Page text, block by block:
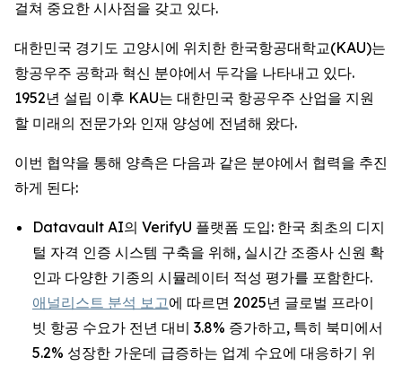
걸쳐 중요한 시사점을 갖고 있다.
대한민국 경기도 고양시에 위치한 한국항공대학교(KAU)는
항공우주 공학과 혁신 분야에서 두각을 나타내고 있다.
1952년 설립 이후 KAU는 대한민국 항공우주 산업을 지원
할 미래의 전문가와 인재 양성에 전념해 왔다.
이번 협약을 통해 양측은 다음과 같은 분야에서 협력을 추진
하게 된다:
Datavault AI의 VerifyU 플랫폼 도입: 한국 최초의 디지
털 자격 인증 시스템 구축을 위해, 실시간 조종사 신원 확
인과 다양한 기종의 시뮬레이터 적성 평가를 포함한다.
애널리스트 분석 보고에 따르면 2025년 글로벌 프라이
빗 항공 수요가 전년 대비 3.8% 증가하고, 특히 북미에서
5.2% 성장한 가운데 급증하는 업계 수요에 대응하기 위